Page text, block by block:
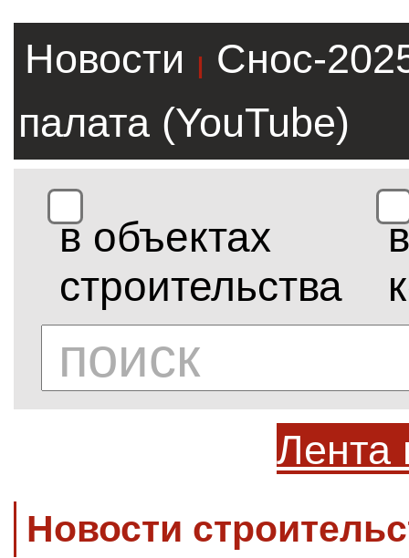
Новости |
Снос-
палата (YouTube)
в объектах
строительства
в
Лента
Новости